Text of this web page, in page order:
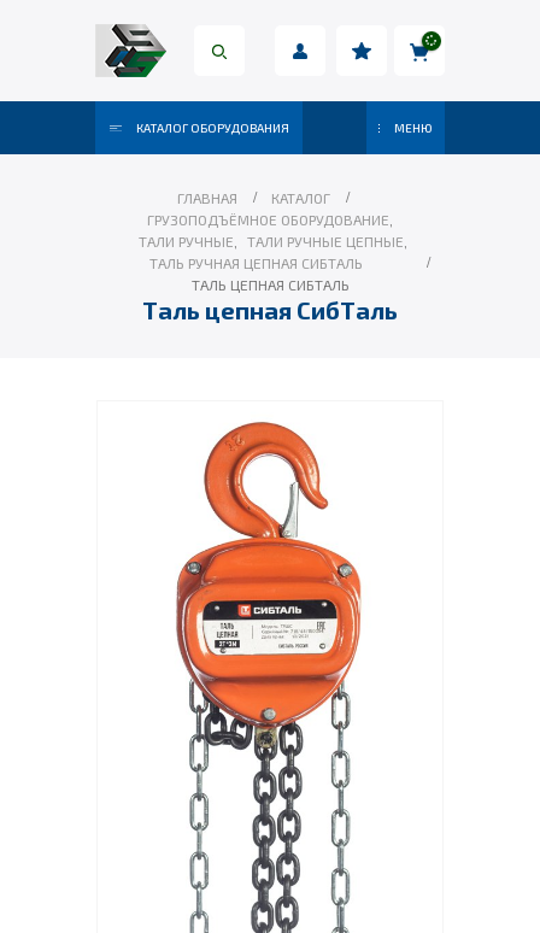
КАТАЛОГ ОБОРУДОВАНИЯ МЕНЮ
ГЛАВНАЯ
КАТАЛОГ
ГРУЗОПОДЪЁМНОЕ ОБОРУДОВАНИЕ
ТАЛИ РУЧНЫЕ
ТАЛИ РУЧНЫЕ ЦЕПНЫЕ
ТАЛЬ РУЧНАЯ ЦЕПНАЯ СИБТАЛЬ
ТАЛЬ ЦЕПНАЯ СИБТАЛЬ
Таль цепная СибТаль